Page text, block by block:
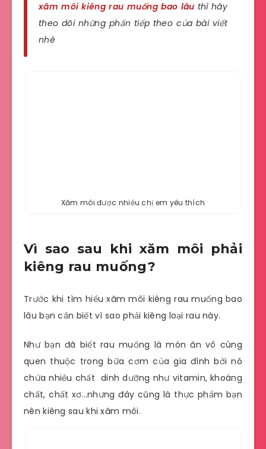
xăm môi kiêng rau muống bao lâu thì hãy
theo dõi những phần tiếp theo của bài viết
nhé
Xăm môi được nhiều chị em yêu thích
Vì sao sau khi xăm môi phải
kiêng rau muống?
Trước khi tìm hiểu xăm môi kiêng rau muống bao
lâu bạn cần biết vì sao phải kiêng loại rau này.
Như bạn đã biết rau muống là món ăn vô cùng
quen thuộc trong bữa cơm của gia đình bởi nó
chứa nhiều chất dinh dưỡng như vitamin, khoáng
chất, chất xơ…nhưng đây cũng là thực phẩm bạn
nên kiêng sau khi xăm môi.